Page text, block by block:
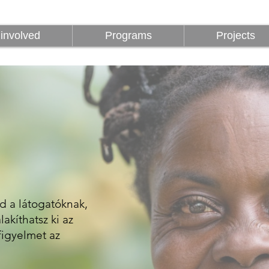
1%
Programs Projects
a látogatóknak,
ki az
az